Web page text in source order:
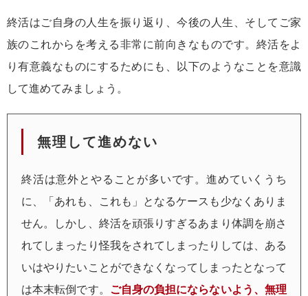
終活はご自身の人生を振り返り、今後の人生、そしてご家
族のこれからを考える非常に前向きなものです。終活をよ
り有意義なものにするためにも、以下のようなことを意識
して進めてみましょう。
無理して進めない
終活は意外とやることが多いです。進めていくうち
に、「あれも、これも」となるケースも少なくありま
せん。しかし、終活を頑張りすぎるあまり体調を崩さ
れてしまったり怪我をされてしまったりしては、ある
いはやりたいことができなくなってしまったとなって
は本末転倒です。 ご自身の負担にならないよう、無理